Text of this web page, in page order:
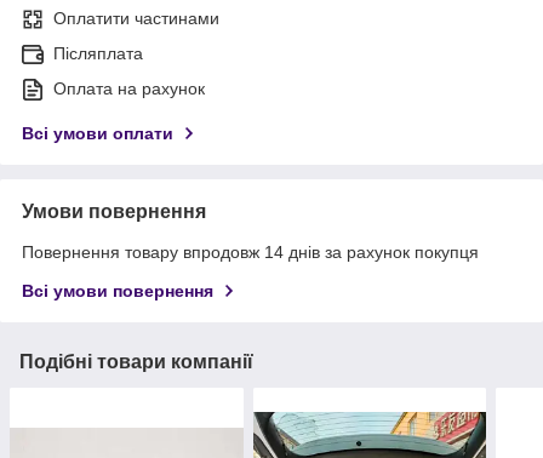
Оплатити частинами
Післяплата
Оплата на рахунок
Всі умови оплати
Умови повернення
Повернення товару впродовж 14 днів за рахунок покупця
Всі умови повернення
Подібні товари компанії